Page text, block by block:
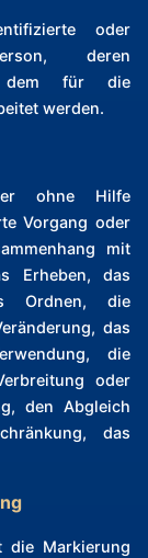
oder
deren
dem für die
werden.
ohne Hilfe
Vorgang oder
mit
Erheben, das
Ordnen, die
das
die
oder
den Abgleich
das
die Markierung